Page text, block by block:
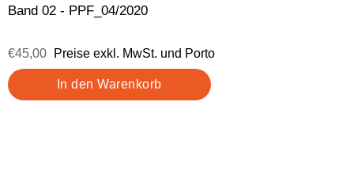
Band 02 - PPF_04/2020
€45,00 Preise exkl. MwSt. und Porto